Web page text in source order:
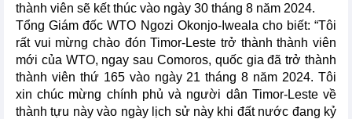
thành viên sẽ kết thúc vào ngày 30 tháng 8 năm 2024.
Tổng Giám đốc WTO Ngozi Okonjo-Iweala cho biết: “Tôi
rất vui mừng chào đón Timor-Leste trở thành thành viên
mới của WTO, ngay sau Comoros, quốc gia đã trở thành
thành viên thứ 165 vào ngày 21 tháng 8 năm 2024. Tôi
xin chúc mừng chính phủ và người dân Timor-Leste về
thành tựu này vào ngày lịch sử này khi đất nước đang kỷ